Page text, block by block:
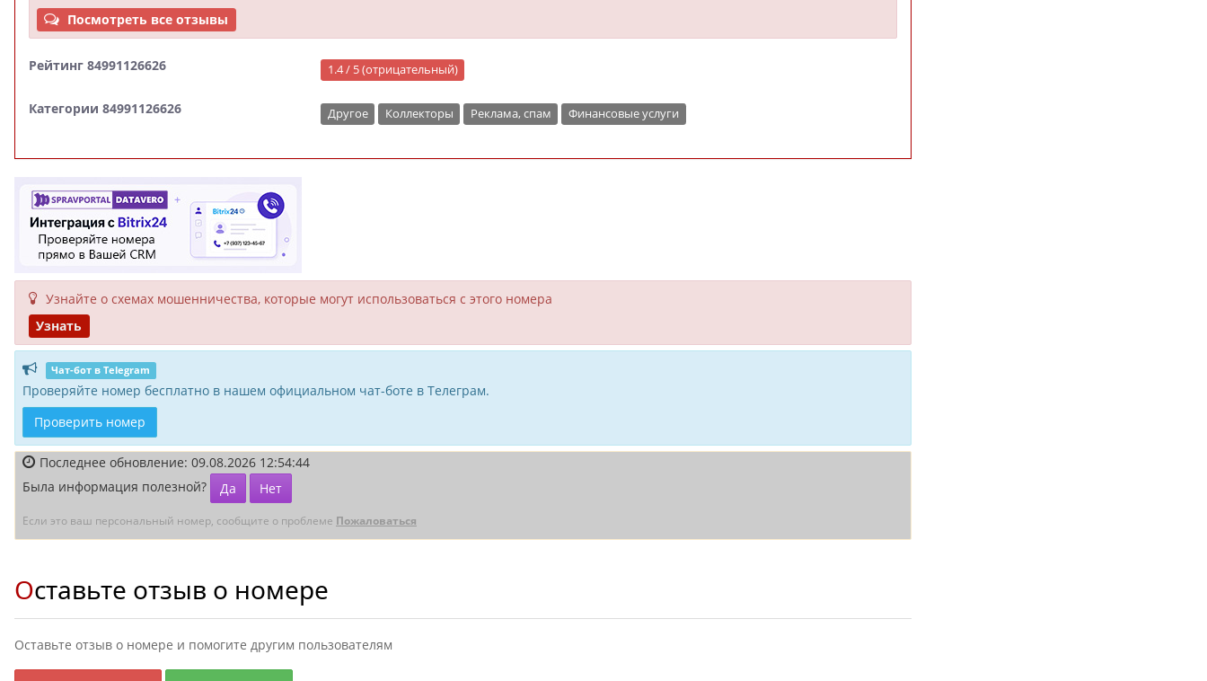
Посмотреть все отзывы
Рейтинг 84991126626 1.4 / 5 (отрицательный)
Категории 84991126626 Другое Коллекторы Реклама, спам Финансовые услуги
Узнайте о схемах мошенни­чества, кото­рые могут исполь­зоваться с этого номера
Узнать
Чат-бот в Telegram
Проверяйте номер бесплатно в нашем официальном чат-боте в Телеграм.
Проверить номер
Последнее обновление: 09.08.2026 12:54:44
Была информация полезной?
Да Нет
Если это ваш персональный номер, сообщите о проблеме Пожаловаться
Оставьте отзыв о номере
Оставьте отзыв о номере и помогите другим пользователям